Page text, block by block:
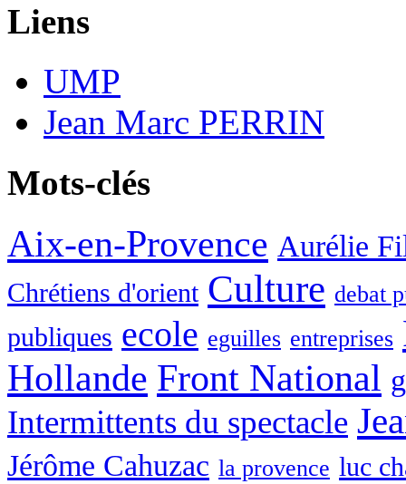
Liens
UMP
Jean Marc PERRIN
Mots-clés
Aix-en-Provence Aurélie
Chrétiens d'orient Culture debat
publiques ecole eguilles entreprises
Hollande Front National
Intermittents du spectacle
Jérôme Cahuzac la provence luc